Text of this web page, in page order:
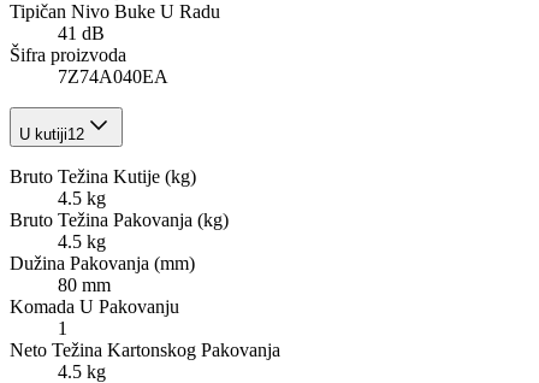
Tipičan Nivo Buke U Radu
41 dB
Šifra proizvoda
7Z74A040EA
U kutiji12
Bruto Težina Kutije (kg)
4.5 kg
Bruto Težina Pakovanja (kg)
4.5 kg
Dužina Pakovanja (mm)
80 mm
Komada U Pakovanju
1
Neto Težina Kartonskog Pakovanja
4.5 kg